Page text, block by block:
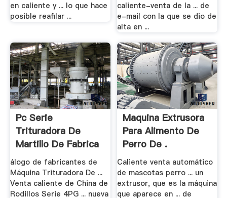
en caliente y ... lo que hace
posible reafilar ...
caliente-venta de la ... de
e-mail con la que se dio de
alta en ...
Pc Serie
Trituradora De
Martillo De Fabrica
- Irctn
álogo de fabricantes de
Máquina Trituradora De ...
Venta caliente de China de
Rodillos Serie 4PG ... nueva
Maquina Extrusora
Para Alimento De
Perro De .
Caliente venta automático
de mascotas perro ... un
extrusor, que es la máquina
que aparece en ... de